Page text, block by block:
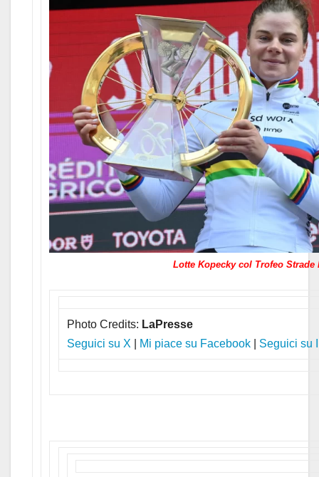
Lotte Kopecky col Trofeo Strade
Photo Credits: LaPresse
Seguici su X
Mi piace su Facebook| Seguici su